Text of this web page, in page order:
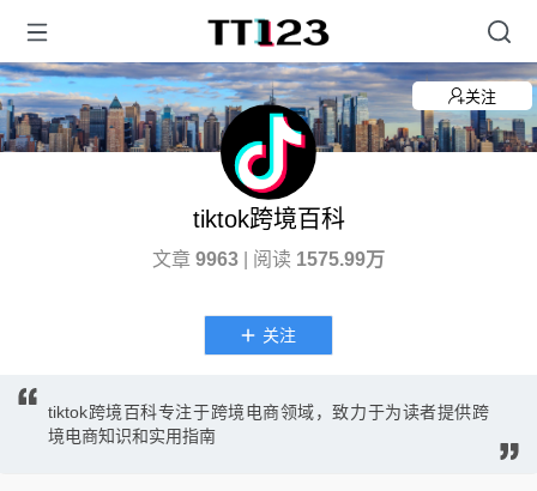
关注
tiktok跨境百科
文章 9963 | 阅读 1575.99万
关注
tiktok跨境百科专注于跨境电商领域，致力于为读者提供跨
境电商知识和实用指南